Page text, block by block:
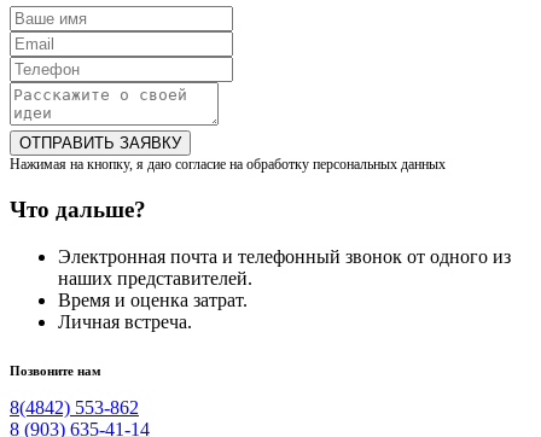
ОТПРАВИТЬ ЗАЯВКУ
Нажимая на кнопку, я даю согласие на обработку персональных данных
Что дальше?
Электронная почта и телефонный звонок от одного из
наших представителей.
Время и оценка затрат.
Личная встреча.
Позвоните нам
8(4842) 553-862
8 (903) 635-41-14